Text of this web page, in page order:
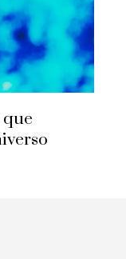
que